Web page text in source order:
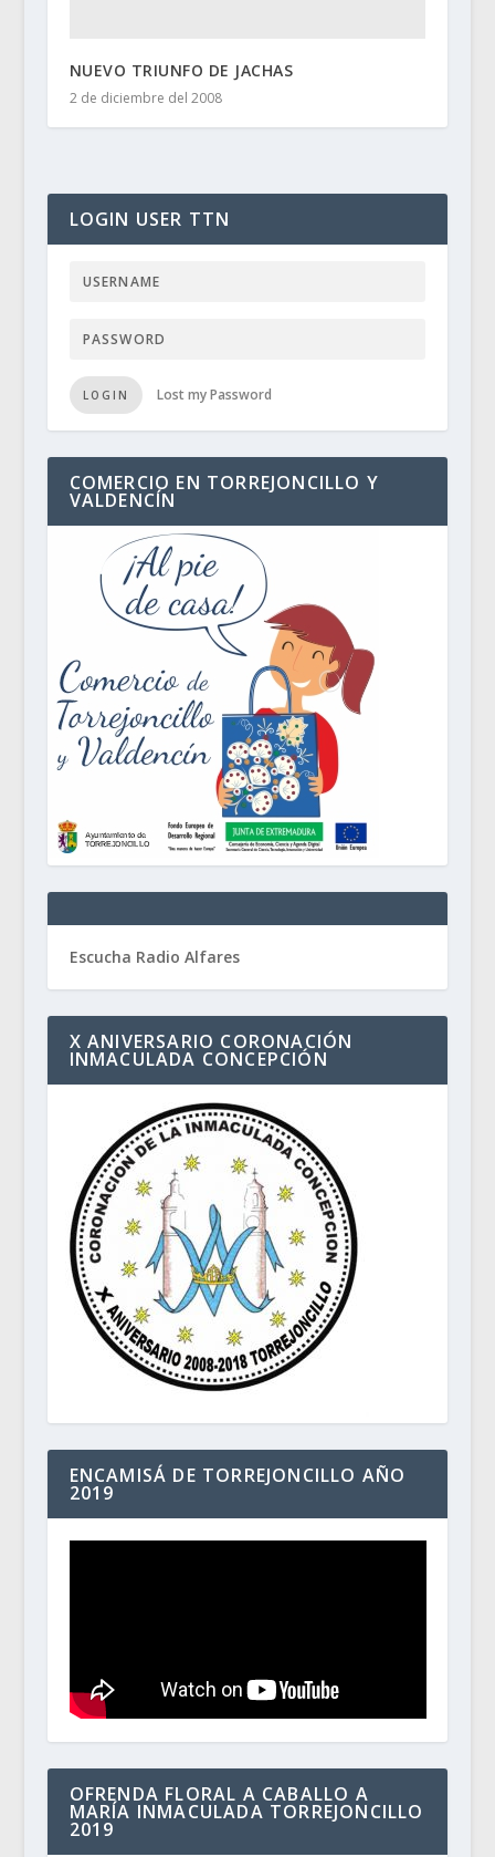
NUEVO TRIUNFO DE JACHAS
2 de diciembre del 2008
LOGIN USER TTN
LOGIN Lost my Password
COMERCIO EN TORREJONCILLO Y
VALDENCÍN
Escucha Radio Alfares
X ANIVERSARIO CORONACIÓN
INMACULADA CONCEPCIÓN
ENCAMISÁ DE TORREJONCILLO AÑO
2019
OFRENDA FLORAL A CABALLO A
MARÍA INMACULADA TORREJONCILLO
2019